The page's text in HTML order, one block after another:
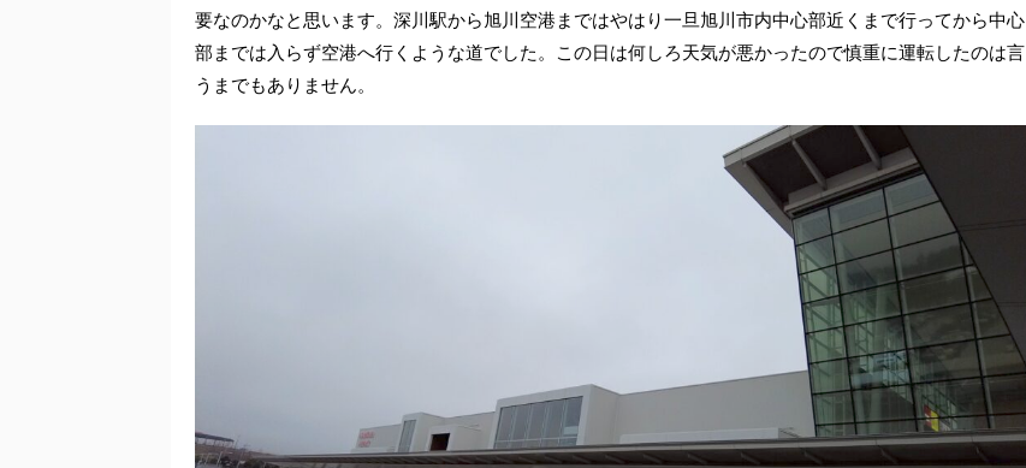
要なのかなと思います。深川駅から旭川空港まではやはり一旦旭川市内中心部近くまで行ってから中心
部までは入らず空港へ行くような道でした。この日は何しろ天気が悪かったので慎重に運転したのは言
うまでもありません。